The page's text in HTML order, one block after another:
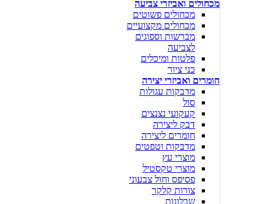
מכחולים ואביזרי צביעה
מכחולים פשוטים
מכחולים מקצועיים
מברשות וספוגים
לצביעה
פלטות ומיכלים
כני ציור
חומרים ואביזרי יצירה
מדבקות עגולות
סול
קעקועי נצנצים
דבק ליצירה
חומרים ליצירה
מדבקות וטפטים
מוצרי עץ
מוצרי טקסטיל
פסיפס וחול צבעוני
צורות קלקר
שבלונות